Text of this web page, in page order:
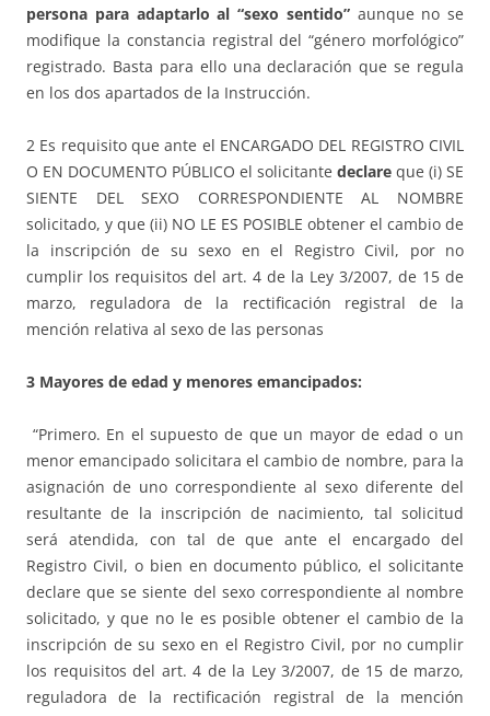
persona para adaptarlo al “sexo sentido”aunque no se
modifique la constancia registral del “género morfológico”
registrado. Basta para ello una declaración que se regula
en los dos apartados de la Instrucción.
2 Es requisito que ante el ENCARGADO DEL REGISTRO CIVIL
O EN DOCUMENTO PÚBLICO el solicitante declare que (i) SE
SIENTE DEL SEXO CORRESPONDIENTE AL NOMBRE
solicitado, y que (ii) NO LE ES POSIBLE obtener el cambio de
la inscripción de su sexo en el Registro Civil, por no
cumplir los requisitos del art. 4 de la Ley 3/2007, de 15 de
marzo, reguladora de la rectificación registral de la
mención relativa al sexo de las personas
3 Mayores de edad y menores emancipados:
“Primero. En el supuesto de que un mayor de edad o un
menor emancipado solicitara el cambio de nombre, para la
asignación de uno correspondiente al sexo diferente del
resultante de la inscripción de nacimiento, tal solicitud
será atendida, con tal de que ante el encargado del
Registro Civil, o bien en documento público, el solicitante
declare que se siente del sexo correspondiente al nombre
solicitado, y que no le es posible obtener el cambio de la
inscripción de su sexo en el Registro Civil, por no cumplir
los requisitos del art. 4 de la Ley 3/2007, de 15 de marzo,
reguladora de la rectificación registral de la mención